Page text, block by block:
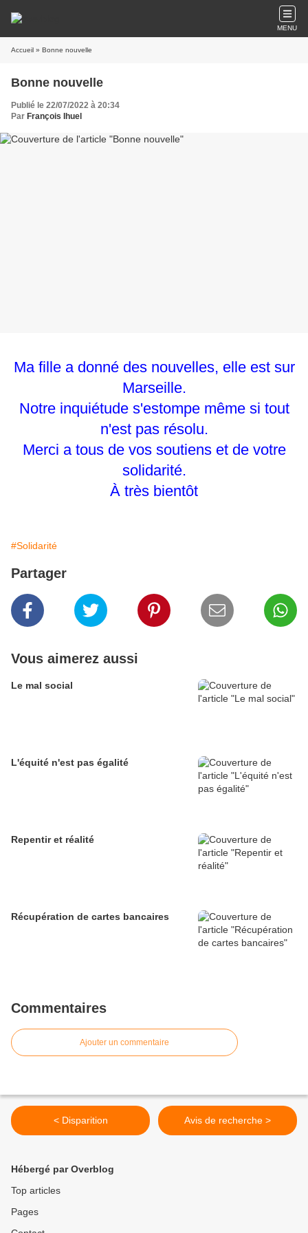
MENU
Accueil » Bonne nouvelle
Bonne nouvelle
Publié le 22/07/2022 à 20:34
Par François Ihuel
Ma fille a donné des nouvelles, elle est sur
Marseille.
Notre inquiétude s'estompe même si tout
n'est pas résolu.
Merci a tous de vos soutiens et de votre
solidarité.
À très bientôt
#Solidarité
Partager
Vous aimerez aussi
Le mal social
L'équité n'est pas égalité
Repentir et réalité
Récupération de cartes bancaires
Commentaires
Ajouter un commentaire
< Disparition Avis de recherche >
Hébergé par Overblog
Top articles
Pages